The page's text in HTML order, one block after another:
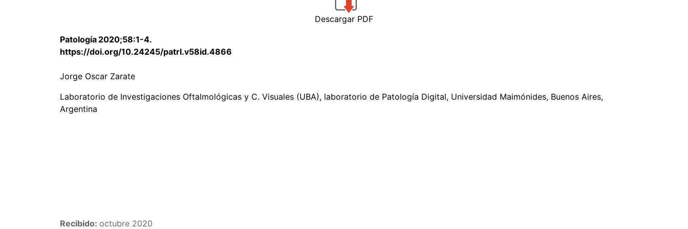
Descargar PDF
Patología 2020;58:1-4.
https://doi.org/10.24245/patrl.v58id.4866
Jorge Oscar Zarate
Laboratorio de Investigaciones Oftalmológicas y C. Visuales (UBA), laboratorio de Patología Digital, Universidad Maimónides, Buenos Aires,
Argentina
Recibido: octubre 2020